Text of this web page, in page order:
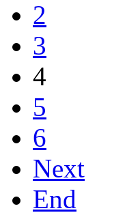
2
3
4
5
6
Next
End